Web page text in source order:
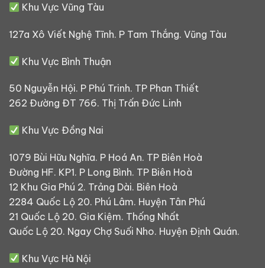
Khu Vực Vũng Tàu
127a Xô Viết Nghệ Tĩnh. P Tam Thắng. Vũng Tàu
Khu Vực Bình Thuận
50 Nguyễn Hội. P Phú Trinh. TP Phan Thiết
262 Đường ĐT 766. Thị Trấn Đức Linh
Khu Vực Đồng Nai
1079 Bùi Hữu Nghĩa. P Hoá An. TP Biên Hoà
Đường HF. KP1. P Long Bình. TP Biên Hoà
12 Khu Gia Phú 2. Trảng Dài. Biên Hoà
2284 Quốc Lộ 20. Phú Lâm. Huyện Tân Phú
21 Quốc Lộ 20. Gia Kiệm. Thống Nhất
Quốc Lộ 20. Ngay Chợ Suối Nho. Huyện Định Quán.
Khu Vực Hà Nội